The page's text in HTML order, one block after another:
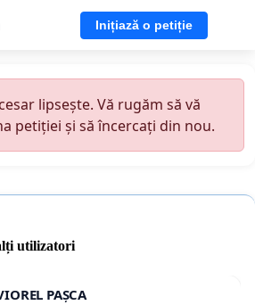
Inițiază o petiție
lipsește. Vă rugăm să vă
petiției și să încercați din nou.
utilizatori
PAȘCA